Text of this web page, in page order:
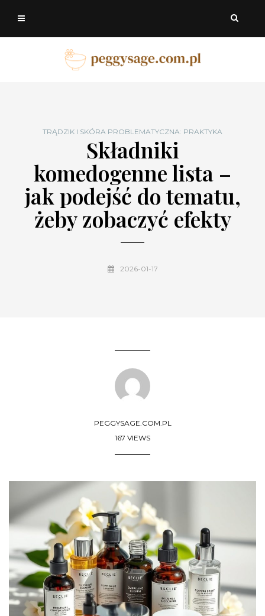
TRĄDZIK I SKÓRA PROBLEMATYCZNA: PRAKTYKA
Składniki
komedogenne lista –
jak podejść do tematu,
żeby zobaczyć efekty
2026-01-17
PEGGYSAGE.COM.PL
167 VIEWS